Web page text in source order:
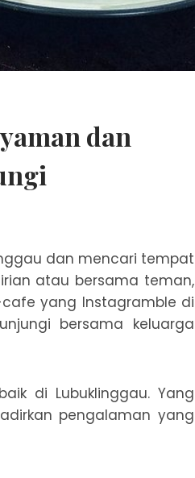
dan
dan mencari tempat
atau bersama teman,
yang Instagramble di
bersama keluarga
di Lubuklinggau. Yang
pengalaman yang